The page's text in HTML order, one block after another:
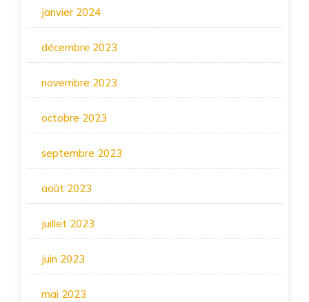
janvier 2024
décembre 2023
novembre 2023
octobre 2023
septembre 2023
août 2023
juillet 2023
juin 2023
mai 2023